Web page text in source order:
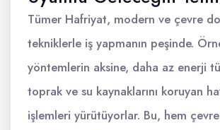
Tümer Hafriyat, modern ve çevre
tekniklerle iş yapmanın peşinde.
yöntemlerin aksine, daha az enerji
toprak ve su kaynaklarını koruyan
işlemleri yürütüyorlar. Bu, hem